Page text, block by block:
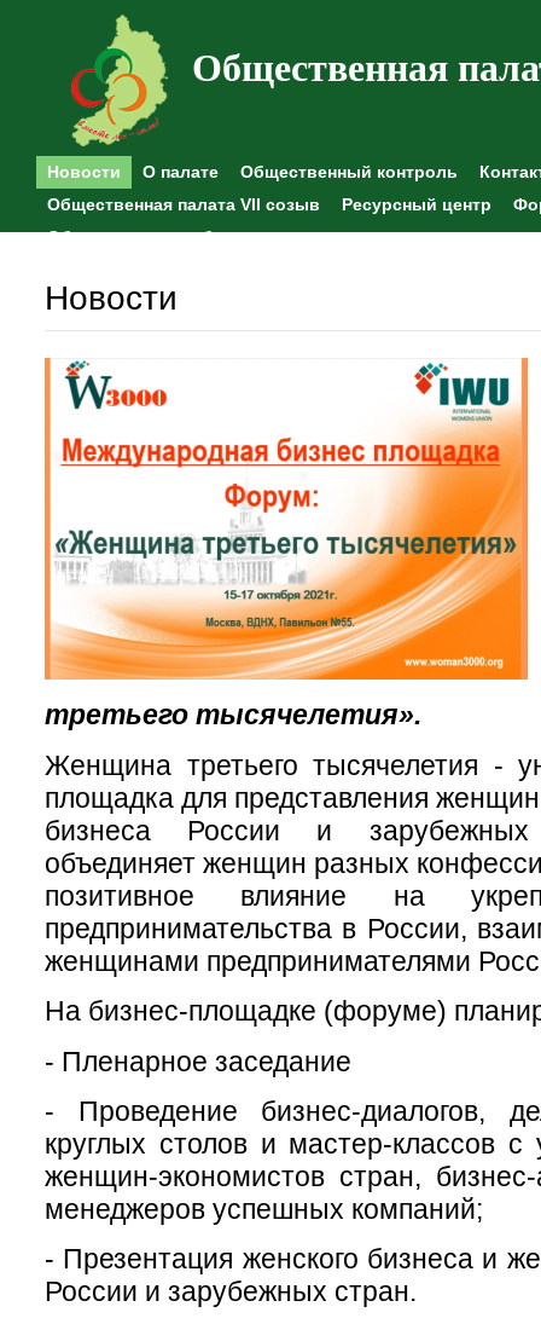
Общественная
Новости О палате Общественный контроль
Общественная палата VII созыв
Ресурсный центр
Общественные наблюдения
Новости
третьего тысячелетия».
Женщина третьего тысячелетия -
площадка для представления
бизнеса России и зарубежных
объединяет женщин разных
позитивное влияние на
предпринимательства в России,
женщинами предпринимателями
На бизнес-площадке (форуме)
- Пленарное заседание
- Проведение бизнес-диалогов,
круглых столов и мастер-классов
женщин-экономистов стран,
менеджеров успешных компаний;
- Презентация женского бизнеса и
России и зарубежных стран.